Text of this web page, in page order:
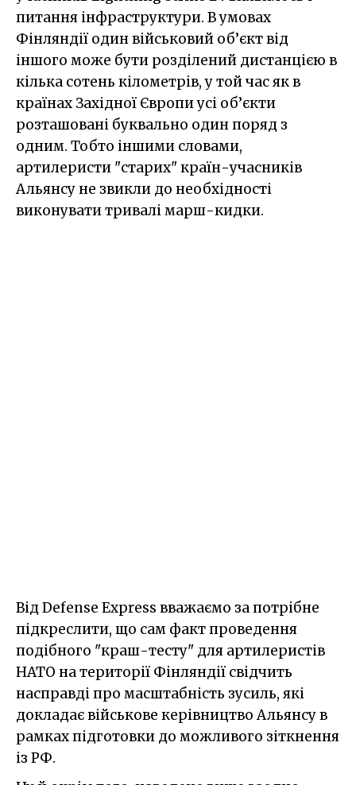
питання інфраструктури. В умовах
Фінляндії один військовий об’єкт від
іншого може бути розділений дистанцією в
кілька сотень кілометрів, у той час як в
країнах Західної Європи усі об’єкти
розташовані буквально один поряд з
одним. Тобто іншими словами,
артилеристи "старих" країн-учасників
Альянсу не звикли до необхідності
виконувати тривалі марш-кидки.
Від Defense Express вважаємо за потрібне
підкреслити, що сам факт проведення
подібного "краш-тесту" для артилеристів
НАТО на території Фінляндії свідчить
насправді про масштабність зусиль, які
докладає військове керівництво Альянсу в
рамках підготовки до можливого зіткнення
із РФ.